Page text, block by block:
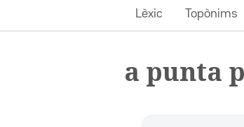
Lèxic Topònims
a punta